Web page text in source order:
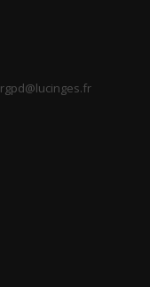
rgpd@lucinges.fr